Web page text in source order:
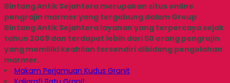
Bintang Antik Sejahtera merupakan situs online
pengrajin marmer yang tergabung dalam Group
Bintang Antik Sejahtera layanan yang terpercaya sejak
tahun 2009 dan terdapat lebih dari 50 orang pengrajin
yang memiliki keahlian tersendiri dibidang pengolahan
marmer.
Makam Perjamuan Kudus Granit